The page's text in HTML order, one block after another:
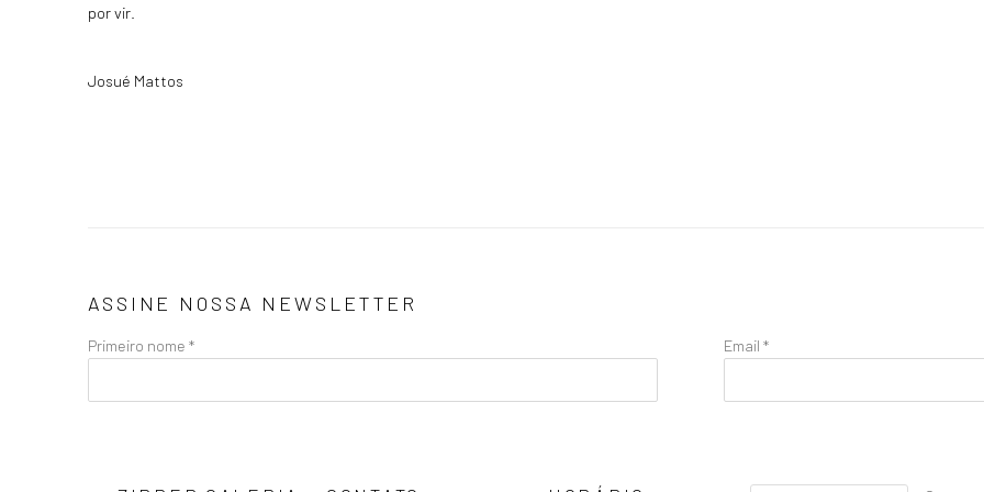
por vir.
Josué Mattos
ASSINE NOSSA NEWSLETTER
Primeiro nome * Email *